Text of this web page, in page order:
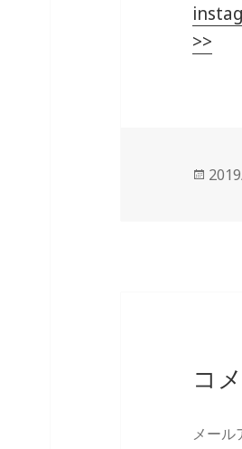
>>
投
コ
メール